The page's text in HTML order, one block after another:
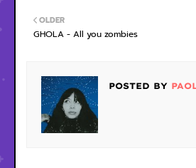
OLDER
GHOLA - All you zombies
POSTED BY